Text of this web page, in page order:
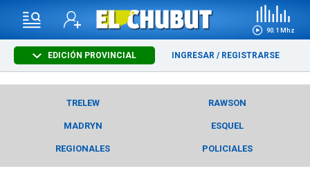
90.1 Mhz
EDICIÓN PROVINCIAL INGRESAR / REGISTRARSE
TRELEW RAWSON
MADRYN ESQUEL
REGIONALES POLICIALES